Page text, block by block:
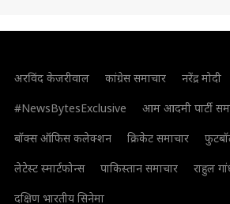
अरविंद केजरीवाल कांग्रेस समाचार नरेंद्र मोदी
#NewsBytesExclusive
आम आदमी पार्टी
बॉक्स ऑफिस कलेक्शन
क्रिकेट समाचार
लेटेस्ट स्मार्टफोन्स
पाकिस्तान समाचार राहुल
दक्षिण भारतीय सिनेमा